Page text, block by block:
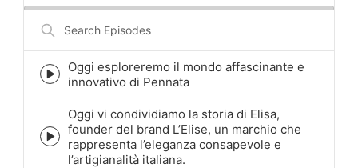
Search
Episodes
Episode
play
icon
Oggi esploreremo il mondo affascinante e
innovativo di Pennata
Episode
play
Oggi vi condividiamo la storia di Elisa,
founder del brand L’Elise, un marchio che
rappresenta l’eleganza consapevole e
l’artigianalità italiana.